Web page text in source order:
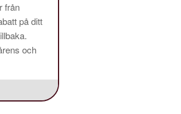
från
på ditt
och